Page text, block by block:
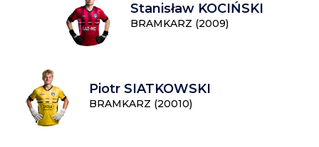
Stanisław KOCIŃSKI
BRAMKARZ (2009)
Piotr SIATKOWSKI
BRAMKARZ (20010)